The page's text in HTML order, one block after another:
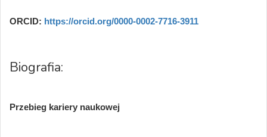
ORCID: https://orcid.org/0000-0002-7716-3911
Biografia:
Przebieg kariery naukowej